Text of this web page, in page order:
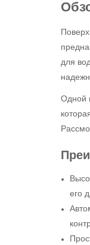
для
Одной
его